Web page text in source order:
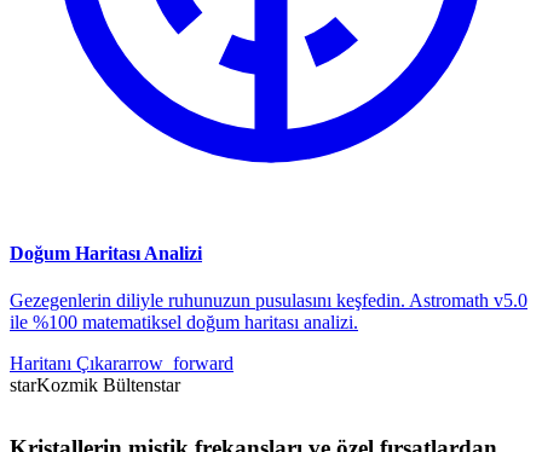
Doğum Haritası Analizi
Gezegenlerin diliyle ruhunuzun pusulasını keşfedin. Astromath v5.0
ile %100 matematiksel doğum haritası analizi.
Haritanı Çıkararrow_forward
starKozmik Bültenstar